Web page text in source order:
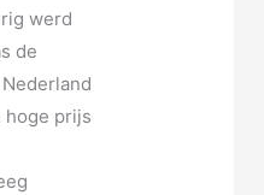
werd
de
hoge prijs